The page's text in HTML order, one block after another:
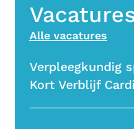
Alle vacatures
Verpleegkundig
Kort Verblijf